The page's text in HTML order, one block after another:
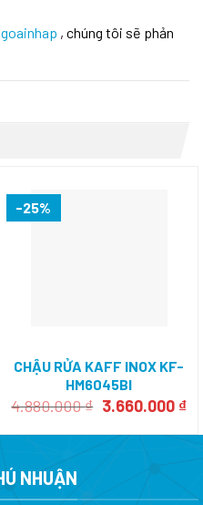
, chúng tôi sẽ phản
₫.
-25%
CHẬU RỬA KAFF INOX KF-
HM6045BI
4.880.000₫ Giá
là:
3.660.000 ₫
tại
NHUẬN